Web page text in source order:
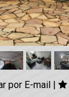
por E-mail |